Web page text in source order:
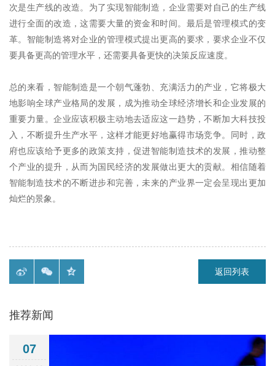
次是生产线的改造。为了实现智能制造，企业需要对自己的生产线
进行全面的改造，这需要大量的资金和时间。最后是管理模式的变
革。智能制造将对企业的管理模式提出更高的要求，要求企业不仅
要具备更高的管理水平，还需要具备更快的决策反应速度。
总的来看，智能制造是一个朝气蓬勃、充满活力的产业，它将极大
地影响全球产业格局的发展，成为推动全球经济增长和企业发展的
重要力量。企业应该积极主动地去适应这一趋势，不断加大科技投
入，不断提升生产水平，这样才能更好地赢得市场竞争。同时，政
府也应该给予更多的政策支持，促进智能制造技术的发展，推动整
个产业的提升，从而为国民经济的发展做出更大的贡献。相信随着
智能制造技术的不断进步和完善，未来的产业界一定会呈现出更加
灿烂的景象。
返回列表
推荐新闻
07